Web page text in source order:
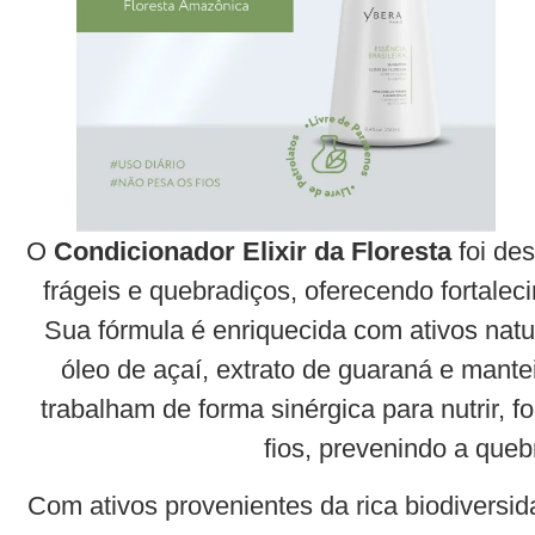
O Condicionador Elixir da Florestafoi
frágeis e quebradiços, oferecendo
Sua fórmula é enriquecida com ativos
óleo de açaí, extrato de guaraná e
trabalham de forma sinérgica para nutrir,
fios, prevenindo a
Com ativos provenientes da rica